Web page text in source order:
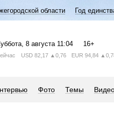
области Год
, 8 августа 11:04 16+
USD 82,17 ▲0,76 EUR 94,84
Фото Темы